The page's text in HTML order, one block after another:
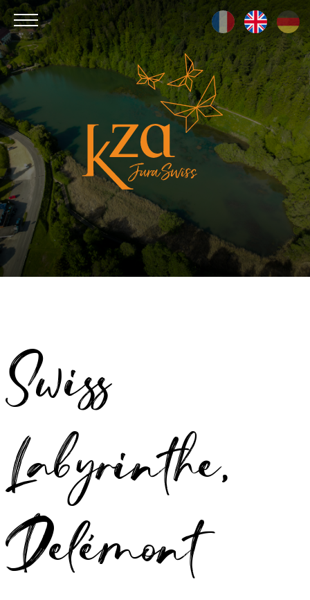
Kza
Jura
Swiss
Swiss
Labyrinthe,
Delémont